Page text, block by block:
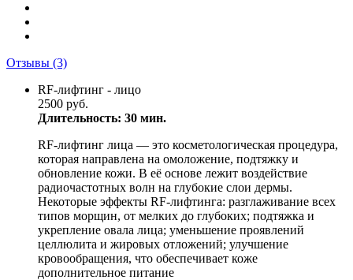
Отзывы (3)
RF-лифтинг - лицо
2500 руб.
Длительность: 30 мин.
RF-лифтинг лица — это косметологическая процедура,
которая направлена на омоложение, подтяжку и
обновление кожи. В её основе лежит воздействие
радиочастотных волн на глубокие слои дермы.
Некоторые эффекты RF-лифтинга: разглаживание всех
типов морщин, от мелких до глубоких; подтяжка и
укрепление овала лица; уменьшение проявлений
целлюлита и жировых отложений; улучшение
кровообращения, что обеспечивает коже
дополнительное питание